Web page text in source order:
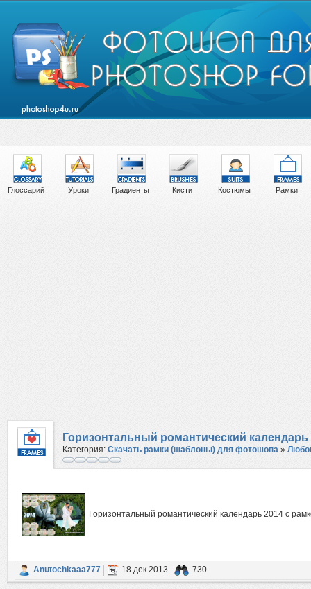
Глоссарий Уроки Градиенты Кисти Костюмы Рамки
Горизонтальный романтический
Категория: Скачать рамки (шаблоны) для фотошопа »
Горизонтальный романтический календарь 2014 с
Anutochkaaa777 18 дек 2013 730